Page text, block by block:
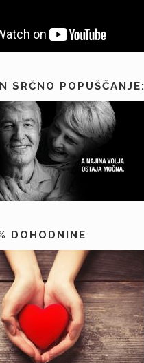
SRČNO POPUŠČANJE:
DOHODNINE